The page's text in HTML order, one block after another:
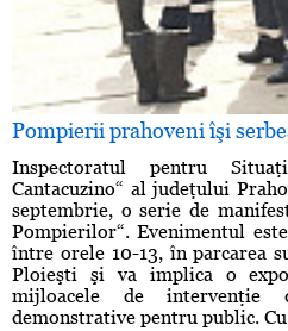
Pompierii prahoveni îşi
Inspectoratul pentru
Cantacuzino“ al judeţului
septembrie, o serie de
Pompierilor“. Evenimentul
între orele 10-13, în parcarea
Ploieşti şi va implica o
mijloacele de
demonstrative pentru public.